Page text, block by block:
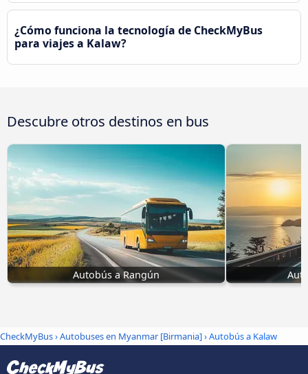
¿Cómo funciona la tecnología de CheckMyBus
para viajes a Kalaw?
Descubre otros destinos en bus
Autobús a Rangún
CheckMyBus›Autobuses en Myanmar [Birmania]› Autobús a Kalaw